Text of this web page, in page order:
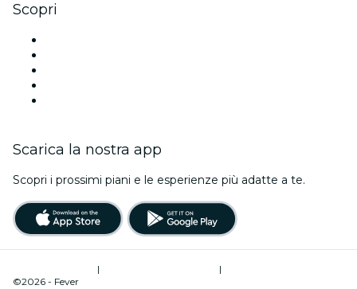
Scopri
Scarica la nostra app
Scopri i prossimi piani e le esperienze più adatte a te.
| |
©2026 - Fever